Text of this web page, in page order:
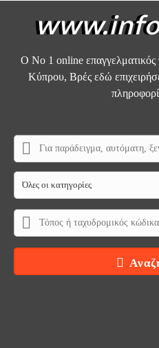
Ο Νο 1 online επαγγελματικός
Κύπρου, Βρές εδώ